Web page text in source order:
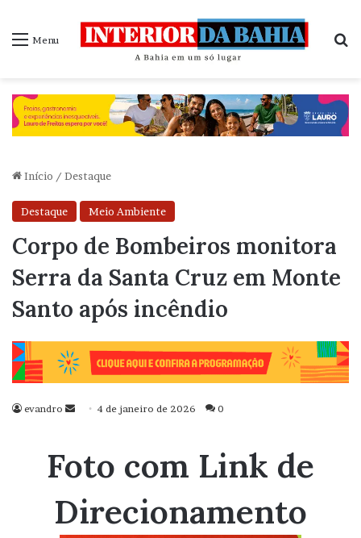
Menu
Início / Destaque
Destaque Meio Ambiente
Corpo de Bombeiros monitora
Serra da Santa Cruz em Monte
Santo após incêndio
evandro
Mande
mail
4 de janeiro de 2026 0
Foto com Link de
Direcionamento